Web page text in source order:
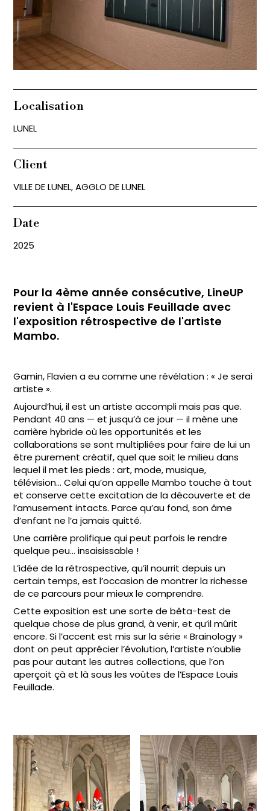
Localisation
LUNEL
Client
VILLE DE LUNEL, AGGLO DE LUNEL
Date
2025
Pour la 4ème année consécutive, LineUP
revient à l'Espace Louis Feuillade avec
l'exposition rétrospective de l'artiste
Mambo.
Gamin, Flavien a eu comme une révélation : « Je serai
artiste ».
Aujourd’hui, il est un artiste accompli mais pas que.
Pendant 40 ans — et jusqu’à ce jour — il mène une
carrière hybride où les opportunités et les
collaborations se sont multipliées pour faire de lui un
être purement créatif, quel que soit le milieu dans
lequel il met les pieds : art, mode, musique,
télévision… Celui qu’on appelle Mambo touche à tout
et conserve cette excitation de la découverte et de
l’amusement intacts. Parce qu’au fond, son âme
d’enfant ne l’a jamais quitté.
Une carrière prolifique qui peut parfois le rendre
quelque peu… insaisissable !
L’idée de la rétrospective, qu’il nourrit depuis un
certain temps, est l’occasion de montrer la richesse
de ce parcours pour mieux le comprendre.
Cette exposition est une sorte de bêta-test de
quelque chose de plus grand, à venir, et qu’il mûrit
encore. Si l’accent est mis sur la série « Brainology »
dont on peut apprécier l’évolution, l’artiste n’oublie
pas pour autant les autres collections, que l’on
aperçoit çà et là sous les voûtes de l’Espace Louis
Feuillade.